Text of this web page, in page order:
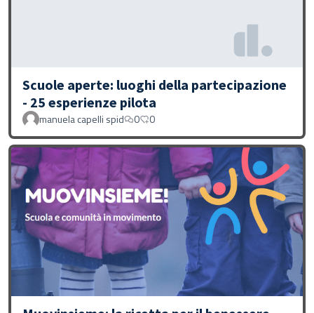
Scuole aperte: luoghi della partecipazione
- 25 esperienze pilota
manuela capelli spid 0 0